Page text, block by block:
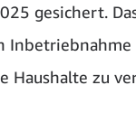
gesichert.
Haushalte zu